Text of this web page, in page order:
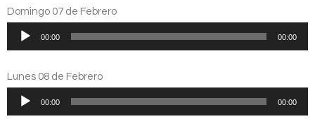
audio
Domingo 07 de Febrero
Reproductor
audio
00:00 00:00
Lunes 08 de Febrero
Reproductor
00:00 00:00